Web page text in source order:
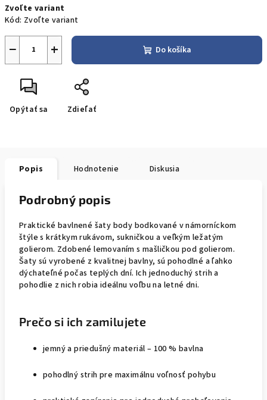
cena:
Zvoľte variant
Kód: Zvoľte variant
+
− Do košíka
Opýtať sa Zdieľať
Popis Hodnotenie Diskusia
Podrobný popis
Praktické bavlnené šaty body bodkované v námorníckom
štýle s krátkym rukávom, sukničkou a veľkým ležatým
golierom. Zdobené lemovaním s mašličkou pod golierom.
Šaty sú vyrobené z kvalitnej bavlny, sú pohodlné a ľahko
dýchateľné počas teplých dní. Ich jednoduchý strih a
pohodlie z nich robia ideálnu voľbu na letné dni.
Prečo si ich zamilujete
jemný a priedušný materiál – 100 % bavlna
pohodlný strih pre maximálnu voľnosť pohybu